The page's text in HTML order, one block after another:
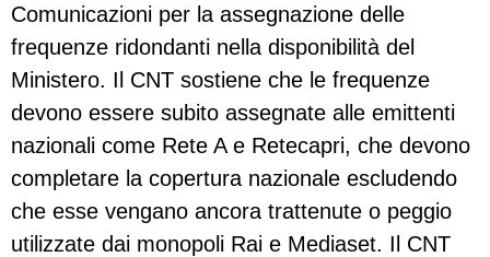
Comunicazioni per la assegnazione delle
frequenze ridondanti nella disponibilità del
Ministero. Il CNT sostiene che le frequenze
devono essere subito assegnate alle emittenti
nazionali come Rete A e Retecapri, che devono
completare la copertura nazionale escludendo
che esse vengano ancora trattenute o peggio
utilizzate dai monopoli Rai e Mediaset. Il CNT